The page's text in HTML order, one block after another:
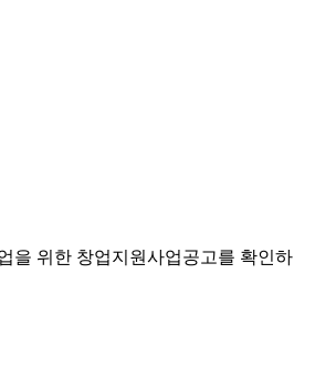
을 위한 창업지원사업공고를 확인하